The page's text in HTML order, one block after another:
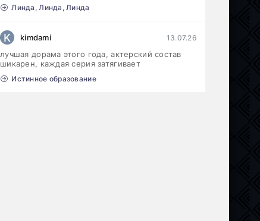
Линда, Линда, Линда
K kimdami 13.07.26
лучшая дорама этого года, актерский состав
шикарен, каждая серия затягивает
Истинное образование